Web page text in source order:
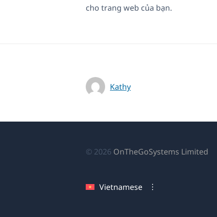
cho trang web của bạn.
Kathy
© 2026 OnTheGoSystems Limited
Vietnamese